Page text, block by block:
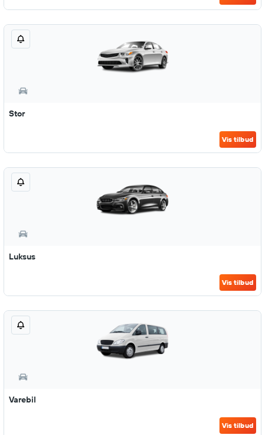
Stor
Vis tilbud
Luksus
Vis tilbud
Varebil
Vis tilbud